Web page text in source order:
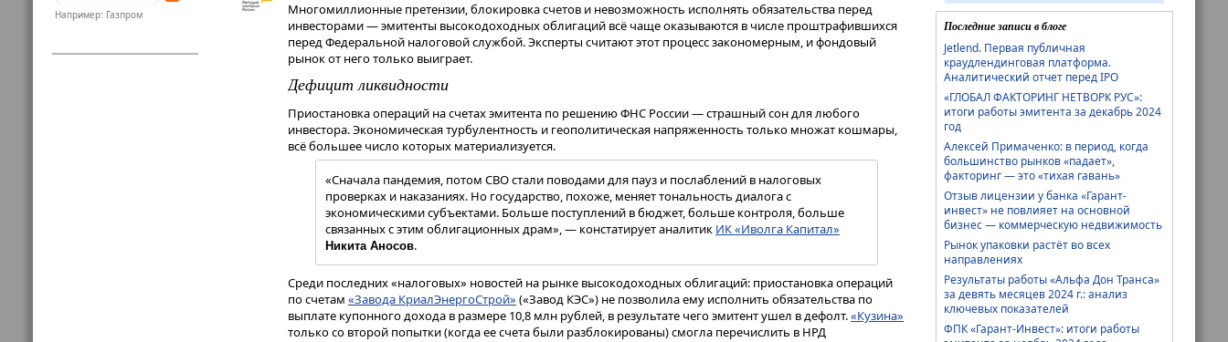
Например: Газпром
Многомиллионные претензии, блокировка счетов и невозможность исполнять обязательства перед
инвесторами — эмитенты высокодоходных облигаций всё чаще оказываются в числе проштрафившихся
перед Федеральной налоговой службой. Эксперты считают этот процесс закономерным, и фондовый
рынок от него только выиграет.
Дефицит ликвидности
Приостановка операций на счетах эмитента по решению ФНС России — страшный сон для любого
инвестора. Экономическая турбулентность и геополитическая напряженность только множат кошмары,
всё большее число которых материализуется.
«Сначала пандемия, потом СВО стали поводами для пауз и послаблений в налоговых
проверках и наказаниях. Но государство, похоже, меняет тональность диалога с
экономическими субъектами. Больше поступлений в бюджет, больше контроля, больше
связанных с этим облигационных драм», — констатирует аналитик ИК «Иволга Капитал»
Никита Аносов.
Среди последних «налоговых» новостей на рынке высокодоходных облигаций: приостановка операций
по счетам «Завода КриалЭнергоСтрой» («Завод КЭС») не позволила ему исполнить обязательства по
выплате купонного дохода в размере 10,8 млн рублей, в результате чего эмитент ушел в дефолт.«Кузина»
только со второй попытки (когда ее счета были разблокированы) смогла перечислить в НРД
Последние записи в блоге
Jetlend. Первая публичная
краудлендинговая платформа.
Аналитический отчет перед IPO
«ГЛОБАЛ ФАКТОРИНГ НЕТВОРК РУС»:
итоги работы эмитента за декабрь 2024
год
Алексей Примаченко: в период, когда
большинство рынков «падает»,
факторинг — это «тихая гавань»
Отзыв лицензии у банка «Гарант-
инвест» не повлияет на основной
бизнес — коммерческую недвижимость
Рынок упаковки растёт во всех
направлениях
Результаты работы «Альфа Дон Транса»
за девять месяцев 2024 г.: анализ
ключевых показателей
ФПК «Гарант-Инвест»: итоги работы